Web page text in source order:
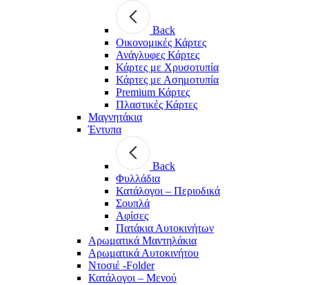
Back
Οικονομικές Κάρτες
Ανάγλυφες Κάρτες
Κάρτες με Χρυσοτυπία
Κάρτες με Ασημοτυπία
Premium Κάρτες
Πλαστικές Κάρτες
Μαγνητάκια
Έντυπα
Back
Φυλλάδια
Κατάλογοι – Περιοδικά
Σουπλά
Αφίσες
Πατάκια Αυτοκινήτων
Αρωματικά Μαντηλάκια
Αρωματικά Αυτοκινήτου
Ντοσιέ -Folder
Κατάλογοι – Μενού